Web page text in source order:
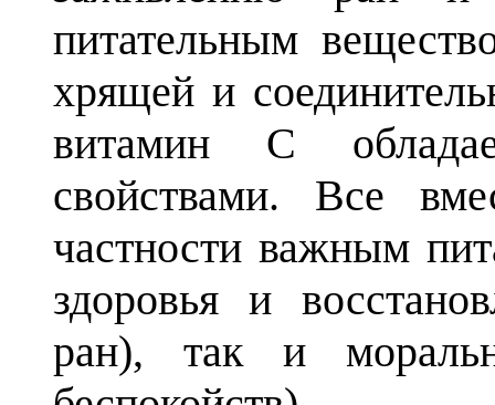
питательным
хрящей и
витамин С
свойствами. Все
частности важным
здоровья и
ран), так и